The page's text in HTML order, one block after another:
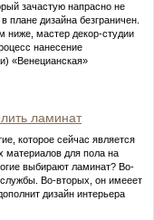
зачастую напрасно не
дизайна безграничен.
ниже, мастер декор-студии
нанесение
«Венецианская»
«Олива») …
ламинат
которое сейчас является
материалов для пола на
выбирают ламинат? Во-
Во-вторых, он имееет
дизайн интерьера